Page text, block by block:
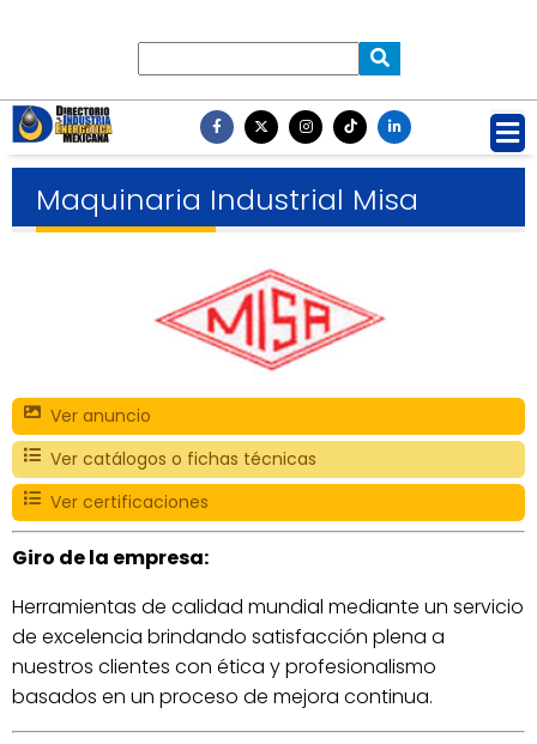
Maquinaria Industrial Misa
Ver anuncio
Ver catálogos o fichas técnicas
Ver certificaciones
Giro de la empresa:
Herramientas de calidad mundial mediante un servicio
de excelencia brindando satisfacción plena a
nuestros clientes con ética y profesionalismo
basados en un proceso de mejora continua.